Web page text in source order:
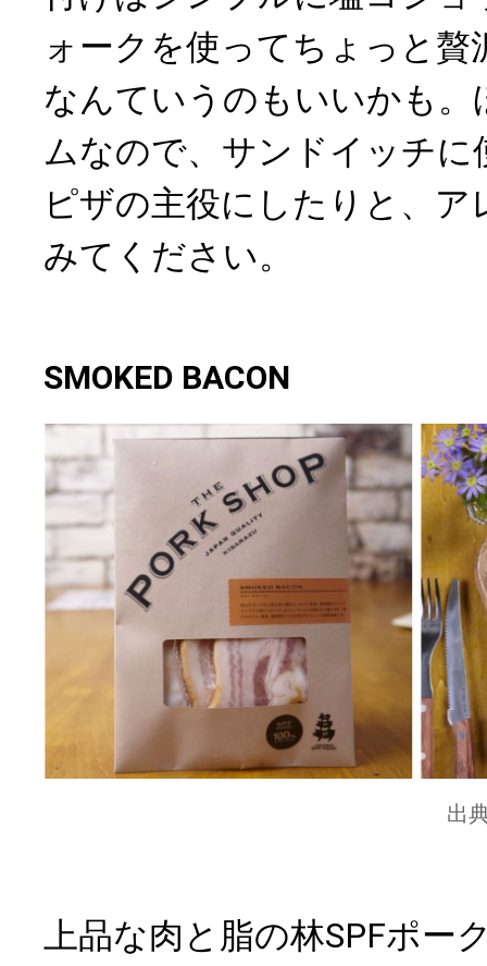
ォークを使ってちょっと贅
なんていうのもいいかも
ムなので、サンドイッチに
ピザの主役にしたりと、
みてください。
SMOKED BACON
出
上品な肉と脂の林SPFポー